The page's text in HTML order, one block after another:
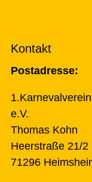
Kontakt
Postadresse:
e.V.
Thomas Kohn
Heerstraße 21/2
71296